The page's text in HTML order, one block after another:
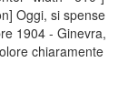
Oggi, si spense
1904 - Ginevra,
chiaramente